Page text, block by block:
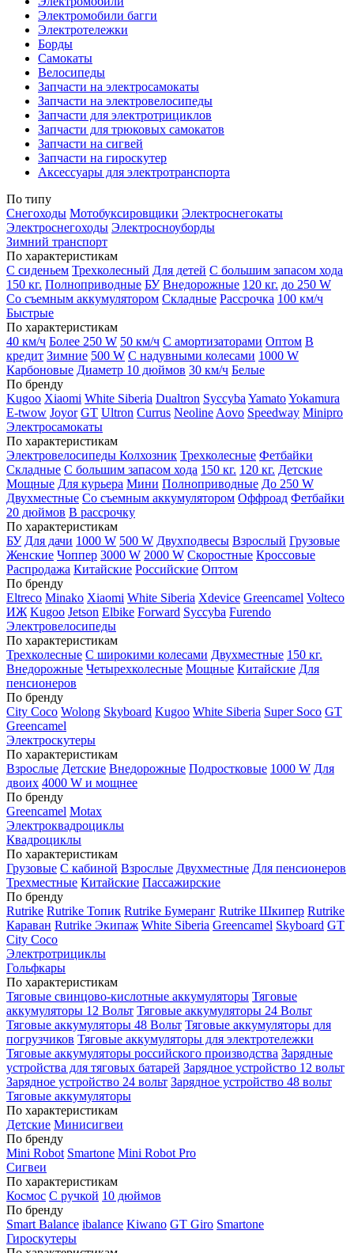
Электромобили багги
Электротележки
Борды
Самокаты
Велосипеды
Запчасти на электросамокаты
Запчасти на электровелосипеды
Запчасти для электротрициклов
Запчасти для трюковых самокатов
Запчасти на сигвей
Запчасти на гироскутер
Аксессуары для электротранспорта
По типу
Снегоходы Мотобуксировщики Электроснегокаты
Электроснегоходы Электросноуборды
Зимний транспорт
По характеристикам
С сиденьем Трехколесный Для детей С большим запасом хода
150 кг. Полноприводные БУ Внедорожные 120 кг. до 250 W
Со съемным аккумулятором Складные Рассрочка 100 км/ч
Быстрые
По характеристикам
40 км/ч Более 250 W 50 км/ч С амортизаторами Оптом В
кредит Зимние 500 W С надувными колесами 1000 W
Карбоновые Диаметр 10 дюймов 30 км/ч Белые
По бренду
Kugoo Xiaomi White Siberia Dualtron Syccyba YamatoYokamura
E-twow Joyor GT Ultron Currus Neoline Aovo Speedway Minipro
Электросамокаты
По характеристикам
Электровелосипеды Колхозник Трехколесные Фетбайки
Складные С большим запасом хода 150 кг. 120 кг. Детские
Мощные Для курьера Мини Полноприводные До 250 W
Двухместные Со съемным аккумулятором Оффроад Фетбайки
20 дюймов В рассрочку
По характеристикам
БУ Для дачи 1000 W 500 W Двухподвесы Взрослый Грузовые
Женские Чоппер 3000 W 2000 W Скоростные Кроссовые
Распродажа Китайские Российские Оптом
По бренду
Eltreco Minako Xiaomi White Siberia Xdevice Greencamel Volteco
ИЖ Kugoo Jetson Elbike Forward Syccyba Furendo
Электровелосипеды
По характеристикам
Трехколесные С широкими колесами Двухместные 150 кг.
Внедорожные Четырехколесные Мощные Китайские Для
пенсионеров
По бренду
City Coco Wolong Skyboard Kugoo White Siberia Super Soco GT
Greencamel
Электроскутеры
По характеристикам
Взрослые Детские Внедорожные Подростковые 1000 W Для
двоих 4000 W и мощнее
По бренду
Greencamel Motax
Электроквадроциклы
Квадроциклы
По характеристикам
Грузовые С кабиной Взрослые Двухместные Для пенсионеров
Трехместные Китайские Пассажирские
По бренду
Rutrike Rutrike Топик Rutrike Бумеранг Rutrike Шкипер Rutrike
Караван Rutrike Экипаж White Siberia Greencamel Skyboard GT
City Coco
Электротрициклы
Гольфкары
По характеристикам
Тяговые свинцово-кислотные аккумуляторы Тяговые
аккумуляторы 12 Вольт Тяговые аккумуляторы 24 Вольт
Тяговые аккумуляторы 48 Вольт Тяговые аккумуляторы для
погрузчиков Тяговые аккумуляторы для электротележки
Тяговые аккумуляторы российского производства Зарядные
устройства для тяговых батарей Зарядное устройство 12 вольт
Зарядное устройство 24 вольт Зарядное устройство 48 вольт
Тяговые аккумуляторы
По характеристикам
Детские Минисигвеи
По бренду
Mini Robot Smartone Mini Robot Pro
Сигвеи
По характеристикам
Космос С ручкой 10 дюймов
По бренду
Smart Balance ibalance Kiwano GT Giro Smartone
Гироскутеры